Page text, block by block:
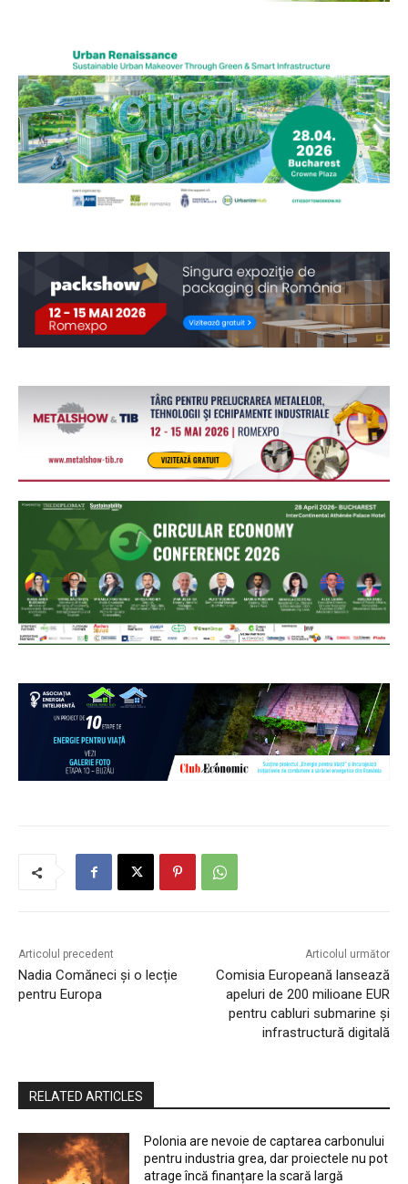
Articolul precedent
Nadia Comăneci și o lecție
pentru Europa
Articolul următor
Comisia Europeană lansează
apeluri de 200 milioane EUR
pentru cabluri submarine și
infrastructură digitală
RELATED ARTICLES
Polonia are nevoie de captarea carbonului
pentru industria grea, dar proiectele nu pot
atrage încă finanțare la scară largă